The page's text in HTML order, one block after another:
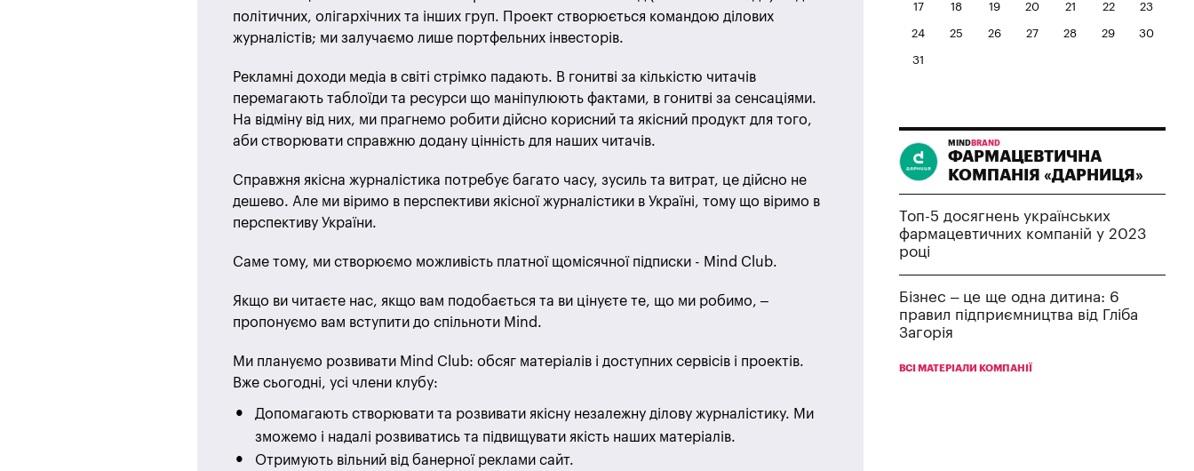
політичних, олігархічних та інших груп. Проект створюється командою ділових
журналістів; ми залучаємо лише портфельних інвесторів.
Рекламні доходи медіа в світі стрімко падають. В гонитві за кількістю читачів
перемагають таблоїди та ресурси що маніпулюють фактами, в гонитві за сенсаціями.
На відміну від них, ми прагнемо робити дійсно корисний та якісний продукт для того,
аби створювати справжню додану цінність для наших читачів.
Справжня якісна журналістика потребує багато часу, зусиль та витрат, це дійсно не
дешево. Але ми віримо в перспективи якісної журналістики в Україні, тому що віримо в
перспективу України.
Саме тому, ми створюємо можливість платної щомісячної підписки - Mind Club.
Якщо ви читаєте нас, якщо вам подобається та ви цінуєте те, що ми робимо, –
пропонуємо вам вступити до спільноти Mind.
Ми плануємо розвивати Mind Club: обсяг матеріалів і доступних сервісів і проектів.
Вже сьогодні, усі члени клубу:
Допомагають створювати та розвивати якісну незалежну ділову журналістику. Ми
зможемо і надалі розвиватись та підвищувати якість наших матеріалів.
Отримують вільний від банерної реклами сайт.
17 18 19 20 21 22 23
24 25 26 27 28 29 30
31
MIND BRAND
ФАРМАЦЕВТИЧНА
КОМПАНІЯ «ДАРНИЦЯ»
Топ-5 досягнень українських
фармацевтичних компаній у 2023
році
Бізнес – це ще одна дитина: 6
правил підприємництва від Гліба
Загорія
ВСІ МАТЕРІАЛИ КОМПАНІЇ